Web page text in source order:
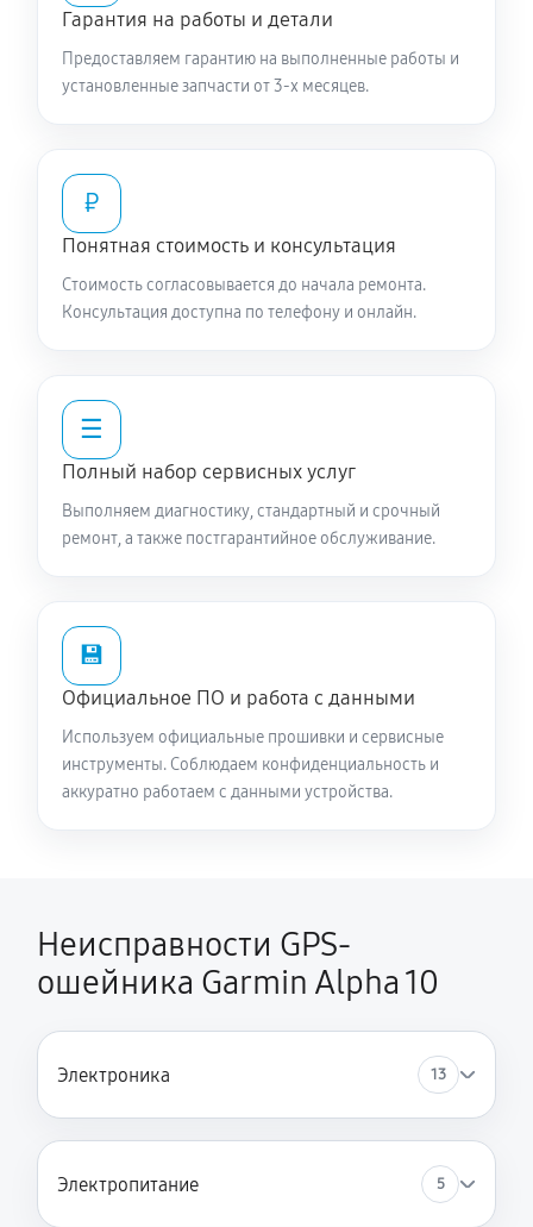
Гарантия на работы и детали
Предоставляем гарантию на выполненные работы и
установленные запчасти от 3-х месяцев.
₽
Понятная стоимость и консультация
Стоимость согласовывается до начала ремонта.
Консультация доступна по телефону и онлайн.
☰
Полный набор сервисных услуг
Выполняем диагностику, стандартный и срочный
ремонт, а также постгарантийное обслуживание.
💾
Официальное ПО и работа с данными
Используем официальные прошивки и сервисные
инструменты. Соблюдаем конфиденциальность и
аккуратно работаем с данными устройства.
Неисправности GPS-
ошейника Garmin Alpha 10
Электроника 13
Электропитание 5